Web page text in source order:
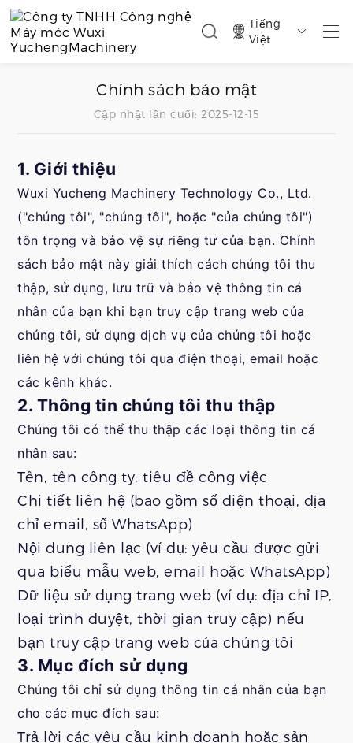
Tiếng
Việt

Chính sách bảo mật
Cập nhật lần cuối: 2025-12-15
1. Giới thiệu
Wuxi Yucheng Machinery Technology Co., Ltd.
("chúng tôi", "chúng tôi", hoặc "của chúng tôi")
tôn trọng và bảo vệ sự riêng tư của bạn. Chính
sách bảo mật này giải thích cách chúng tôi thu
thập, sử dụng, lưu trữ và bảo vệ thông tin cá
nhân của bạn khi bạn truy cập trang web của
chúng tôi, sử dụng dịch vụ của chúng tôi hoặc
liên hệ với chúng tôi qua điện thoại, email hoặc
các kênh khác.
2. Thông tin chúng tôi thu thập
Chúng tôi có thể thu thập các loại thông tin cá
nhân sau:
Tên, tên công ty, tiêu đề công việc
Chi tiết liên hệ (bao gồm số điện thoại, địa
chỉ email, số WhatsApp)
Nội dung liên lạc (ví dụ: yêu cầu được gửi
qua biểu mẫu web, email hoặc WhatsApp)
Dữ liệu sử dụng trang web (ví dụ: địa chỉ IP,
loại trình duyệt, thời gian truy cập) nếu
bạn truy cập trang web của chúng tôi
3. Mục đích sử dụng
Chúng tôi chỉ sử dụng thông tin cá nhân của bạn
cho các mục đích sau:
Trả lời các yêu cầu kinh doanh hoặc sản